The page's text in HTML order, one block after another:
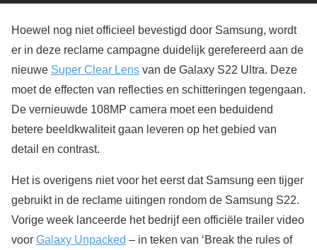
Hoewel nog niet officieel bevestigd door Samsung, wordt
er in deze reclame campagne duidelijk gerefereerd aan de
nieuwe Super Clear Lens van de Galaxy S22 Ultra. Deze
moet de effecten van reflecties en schitteringen tegengaan.
De vernieuwde 108MP camera moet een beduidend
betere beeldkwaliteit gaan leveren op het gebied van
detail en contrast.
Het is overigens niet voor het eerst dat Samsung een tijger
gebruikt in de reclame uitingen rondom de Samsung S22.
Vorige week lanceerde het bedrijf een officiële trailer video
voor Galaxy Unpacked – in teken van ‘Break the rules of